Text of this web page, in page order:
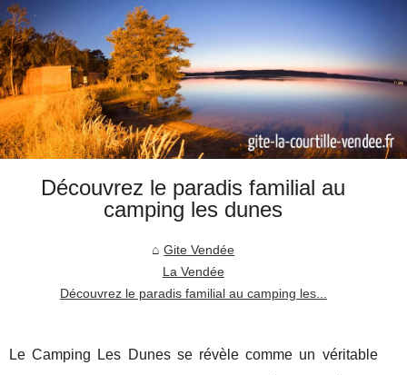
Découvrez le paradis familial au
camping les dunes
Gite Vendée
La Vendée
Découvrez le paradis familial au camping les...
Le Camping Les Dunes se révèle comme un véritable